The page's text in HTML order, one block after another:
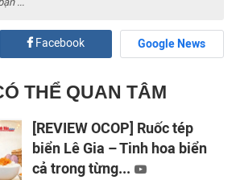
Facebook Google News
THỂ QUAN TÂM
[REVIEW OCOP] Ruốc tép
biển Lê Gia – Tinh hoa biển
cả trong từng...